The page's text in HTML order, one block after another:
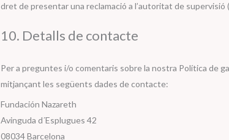
dret de presentar una reclamació a l’autoritat de supervisió
10. Detalls de contacte
Per a preguntes i/o comentaris sobre la nostra Política de
mitjançant les següents dades de contacte:
Fundación Nazareth
Avinguda d´Esplugues 42
08034 Barcelona